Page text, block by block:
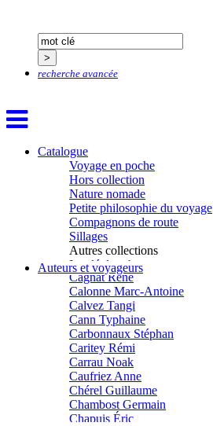
recherche avancée
Catalogue
Voyage en poche
Hors collection
Nature nomade
Petite philosophie du voyage
Compagnons de route
Sillages
Autres collections
La clé des champs
Chemins d’étoiles
Visions
Auteurs et voyageurs
Bobin Mathieu
Boch Anne-Laure
Boclet-Weller Robin
Boulnois Lucette
Bourgault Pierrick
Brès Justine
Brès Romain
Brossier Éric
Buchy Franck
Buffon Bertrand
Buiron Daphné
Busquet Gérard
Cagnat René
Calonne Marc-Antoine
Calvez Tangi
Cann Typhaine
Carbonnaux Stéphan
Caritey Rémi
Carrau Noak
Caufriez Anne
Chérel Guillaume
Chambost Germain
Chapuis Éric